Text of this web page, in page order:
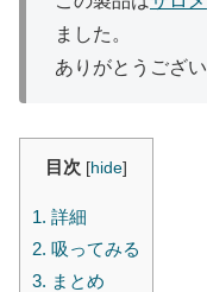
ました。
ありがとうござい
目次 [hide]
1. 詳細
2. 吸ってみる
3. まとめ